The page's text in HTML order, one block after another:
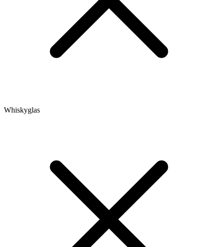
Whiskyglas